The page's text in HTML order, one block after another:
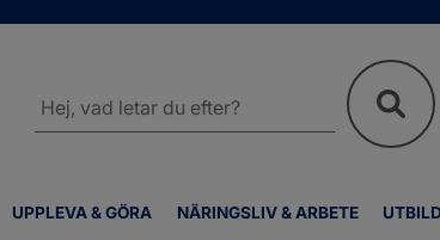
UPPLEVA & GÖRA NÄRINGSLIV & ARBETE
webbplatsen